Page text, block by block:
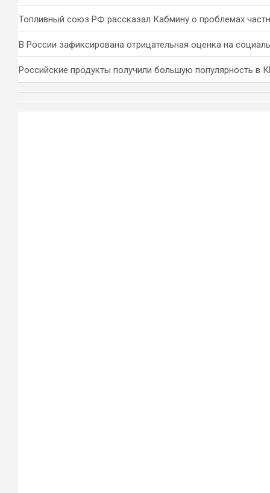
Топливный союз РФ рассказал Кабмину о проблемах
В России зафиксирована отрицательная оценка на
Российские продукты получили большую популярность в